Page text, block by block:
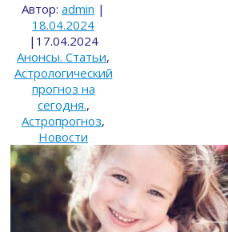
Автор: admin |
18.04.2024
| 17.04.2024
Анонсы. Статьи,
Астрологический
прогноз на
сегодня.,
Астропрогноз,
Новости